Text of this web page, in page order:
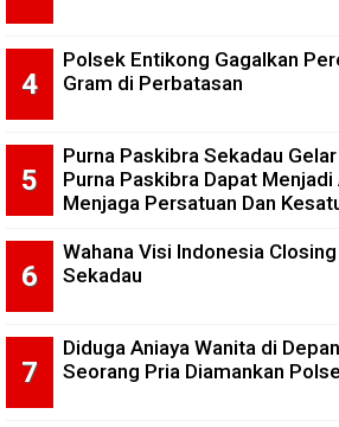
Polsek Entikong Gagalkan
Gram di Perbatasan
Purna Paskibra Sekadau
Purna Paskibra Dapat
Menjaga Persatuan Dan
Wahana Visi Indonesia
Sekadau
Diduga Aniaya Wanita di
Seorang Pria Diamankan